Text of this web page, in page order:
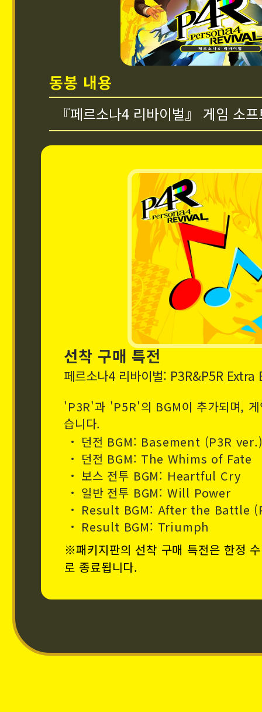
동봉 내용
『페르소나4 리바이벌』 게임 소
선착 구매 특전
페르소나4 리바이벌: P3R&P5R Extra
'P3R'과 'P5R'의 BGM이 추가되며, 게
습니다.
던전 BGM: Basement (P3R
던전 BGM: The Whims of Fate
보스 전투 BGM: Heartful Cry
일반 전투 BGM: Will Power
Result BGM: After the Battle
Result BGM: Triumph
※패키지판의 선착 구매 특전은 한정
로 종료됩니다.